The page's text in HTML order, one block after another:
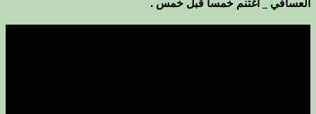
العسافي _ اغتنم خمسا قبل خمس .